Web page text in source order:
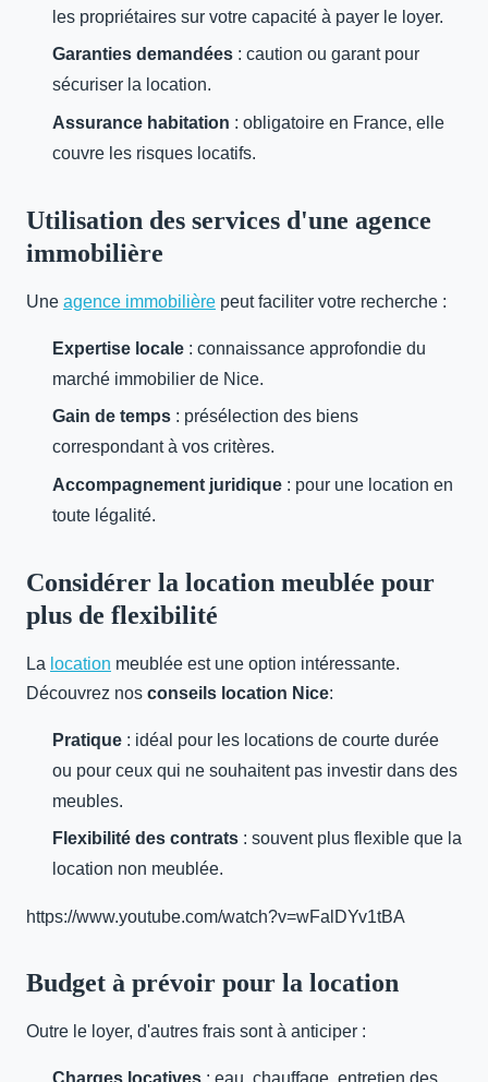
les propriétaires sur votre capacité à payer le loyer.
Garanties demandées : caution ou garant pour
sécuriser la location.
Assurance habitation : obligatoire en France, elle
couvre les risques locatifs.
Utilisation des services d'une agence
immobilière
Une agence immobilière peut faciliter votre recherche :
Expertise locale : connaissance approfondie du
marché immobilier de Nice.
Gain de temps : présélection des biens
correspondant à vos critères.
Accompagnement juridique : pour une location en
toute légalité.
Considérer la location meublée pour
plus de flexibilité
La location meublée est une option intéressante.
Découvrez nos conseils location Nice:
Pratique : idéal pour les locations de courte durée
ou pour ceux qui ne souhaitent pas investir dans des
meubles.
Flexibilité des contrats : souvent plus flexible que la
location non meublée.
https://www.youtube.com/watch?v=wFalDYv1tBA
Budget à prévoir pour la location
Outre le loyer, d'autres frais sont à anticiper :
Charges locatives : eau, chauffage, entretien des